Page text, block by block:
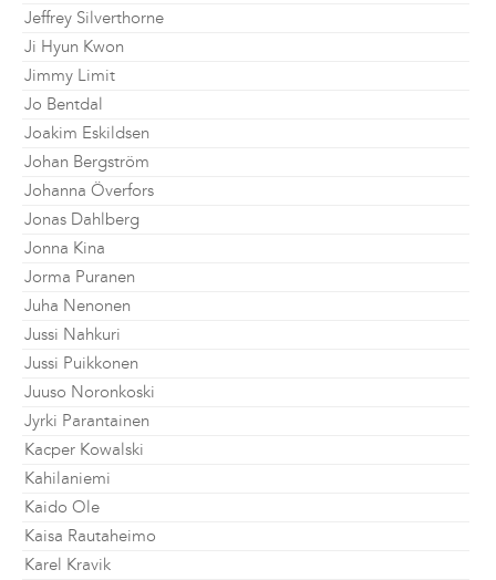
Jeffrey Silverthorne
Ji Hyun Kwon
Jimmy Limit
Jo Bentdal
Joakim Eskildsen
Johan Bergström
Johanna Överfors
Jonas Dahlberg
Jonna Kina
Jorma Puranen
Juha Nenonen
Jussi Nahkuri
Jussi Puikkonen
Juuso Noronkoski
Jyrki Parantainen
Kacper Kowalski
Kahilaniemi
Kaido Ole
Kaisa Rautaheimo
Karel Kravik